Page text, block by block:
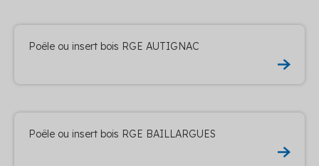
Poêle ou insert bois RGE AUTIGNAC
Poêle ou insert bois RGE BAILLARGUES